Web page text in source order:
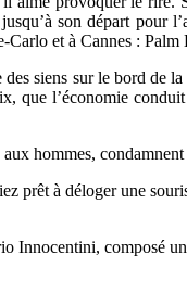
son départ pour
et à Cannes : Palm
siens sur le bord de
que l’économie
hommes,
prêt à déloger une
Innocentini,